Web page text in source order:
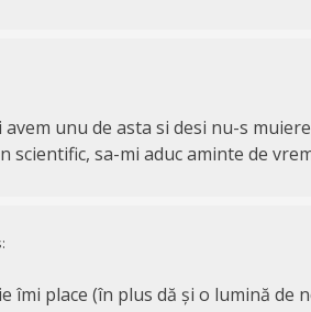
unu de asta si desi nu-s
scientific, sa-mi aduc aminte de
îmi place (în plus dă și o lumină de